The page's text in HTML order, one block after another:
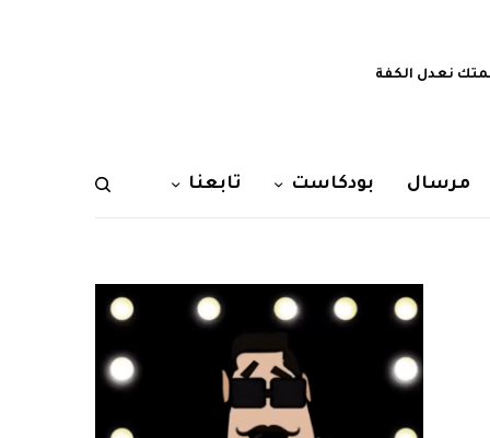
نعدل الكفة
مرسال بودكاست تابعنا